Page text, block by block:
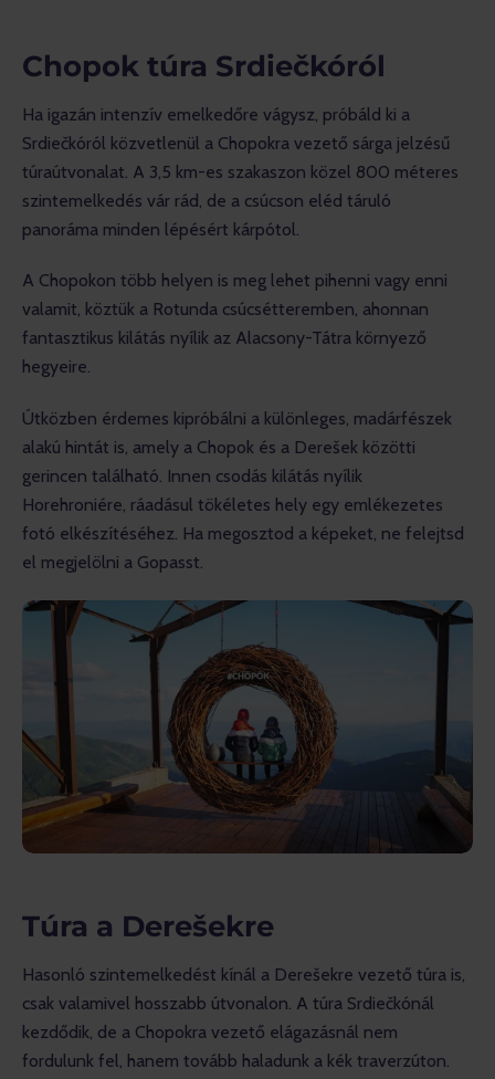
Chopok túra Srdiečkóról
Ha igazán intenzív emelkedőre vágysz, próbáld ki a
Srdiečkóról közvetlenül a Chopokra vezető sárga jelzésű
túraútvonalat. A 3,5 km-es szakaszon közel 800 méteres
szintemelkedés vár rád, de a csúcson eléd táruló
panoráma minden lépésért kárpótol.
A Chopokon több helyen is meg lehet pihenni vagy enni
valamit, köztük a Rotunda csúcsétteremben, ahonnan
fantasztikus kilátás nyílik az Alacsony-Tátra környező
hegyeire.
Útközben érdemes kipróbálni a különleges, madárfészek
alakú hintát is, amely a Chopok és a Derešek közötti
gerincen található. Innen csodás kilátás nyílik
Horehroniére, ráadásul tökéletes hely egy emlékezetes
fotó elkészítéséhez. Ha megosztod a képeket, ne felejtsd
el megjelölni a Gopasst.
Túra a Derešekre
Hasonló szintemelkedést kínál a Derešekre vezető túra is,
csak valamivel hosszabb útvonalon. A túra Srdiečkónál
kezdődik, de a Chopokra vezető elágazásnál nem
fordulunk fel, hanem tovább haladunk a kék traverzúton.